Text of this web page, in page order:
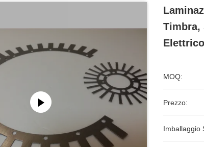
Timbra,
MOQ:
Prezzo:
Imballaggio